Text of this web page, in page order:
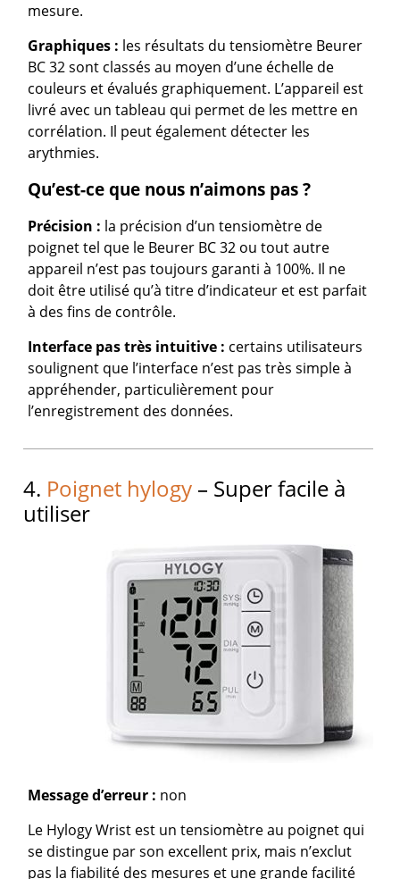
mesure.
Graphiques : les résultats du tensiomètre Beurer
BC 32 sont classés au moyen d’une échelle de
couleurs et évalués graphiquement. L’appareil est
livré avec un tableau qui permet de les mettre en
corrélation. Il peut également détecter les
arythmies.
Qu’est-ce que nous n’aimons pas ?
Précision : la précision d’un tensiomètre de
poignet tel que le Beurer BC 32 ou tout autre
appareil n’est pas toujours garanti à 100%. Il ne
doit être utilisé qu’à titre d’indicateur et est parfait
à des fins de contrôle.
Interface pas très intuitive : certains utilisateurs
soulignent que l’interface n’est pas très simple à
appréhender, particulièrement pour
l’enregistrement des données.
4. Poignet hylogy – Super facile à
utiliser
Message d’erreur : non
Le Hylogy Wrist est un tensiomètre au poignet qui
se distingue par son excellent prix, mais n’exclut
pas la fiabilité des mesures et une grande facilité